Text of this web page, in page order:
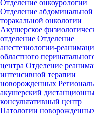
Отделение онкоурологии
Отделение
торакальной онкологии
Акушерское
отделение Отделение
анестезиологии-
областного
центра Отделение
интенсивной терапии
новорожденных
акушерский
консультативный центр
Патологии